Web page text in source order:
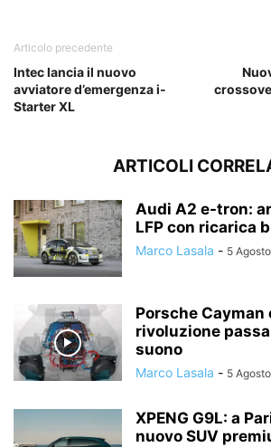
Articolo precedente
Intec lancia il nuovo
avviatore d’emergenza i-
Starter XL
ARTICOLI
Audi A2 e-tron:
LFP con ricarica
Marco Lasala - 5
Porsche
rivoluzione
suono
Marco Lasala - 5
XPENG G9L: a
nuovo SUV